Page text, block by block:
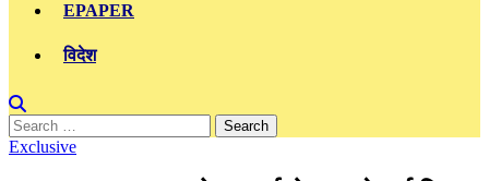
EPAPER
विदेश
Search
for:
Exclusive